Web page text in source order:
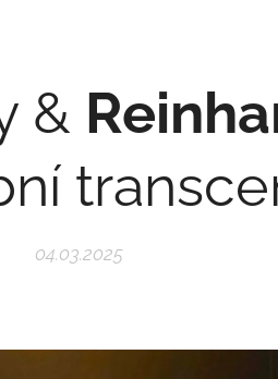
&
04.03.2025